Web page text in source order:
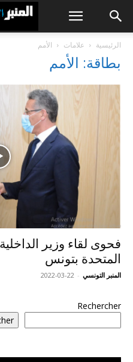
الرئيسية علامات الأمم
بطاقة: الأمم
فحوى لقاء وزير
المتحدة بتونس
المنبر التونسي -
2022-03-22
Rechercher